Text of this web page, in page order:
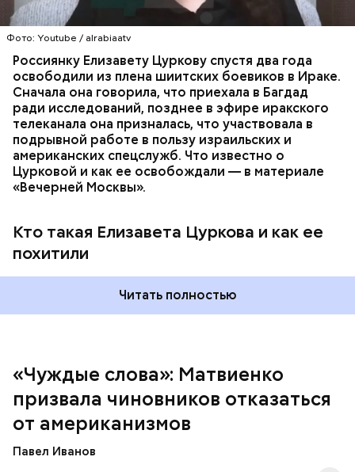
Фото: Youtube / alrabiaatv
Россиянку Елизавету Цуркову спустя два года
освободили из плена шиитских боевиков в Ираке.
Сначала она говорила, что приехала в Багдад
ради исследований, позднее в эфире иракского
телеканала она призналась, что участвовала в
подрывной работе в пользу израильских и
американских спецслужб. Что известно о
Цурковой и как ее освобождали — в материале
«Вечерней Москвы».
Кто такая Елизавета Цуркова и как ее
похитили
блог. Цуркова родилась в России, однако, когда ей
исполнилось четыре года, ее семья перебралась
жить в Израиль.
Читать полностью
ЗАЛОЖНИКИ
«Чуждые слова»: Матвиенко
призвала чиновников отказаться
от американизмов
Павел Иванов
Председатель выделила термины «модератор»,
«дедлайн», «кофебрейк» и призвала их заменить на
их использование выглядит совершенно неуместно
и с этим нужно бороться.
борьбу с органов публичной власти. Чиновникам
необходимо следить за своей речью и
содержанием документов. Матвиенко в
подтверждение своих слов привела цитату
советского и российского лингвиста Людмилы
Вербицкой: «Давайте говорить и писать по-русски
правильно».